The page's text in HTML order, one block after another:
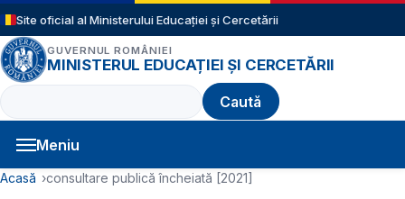
Sari la conținutul principal
Site oficial al Ministerului Educației și Cercetării
GUVERNUL ROMÂNIEI
MINISTERUL EDUCAȚIEI ȘI CERCETĂRII
Caută
Meniu
Navigație principală
Cale de navigare
Acasă consultare publică încheiată [2021]